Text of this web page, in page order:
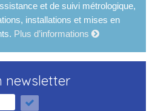
et de suivi métrologique,
installations et mises en
Plus d’informations
newsletter